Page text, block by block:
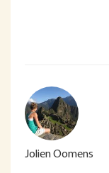
Jolien Oomens